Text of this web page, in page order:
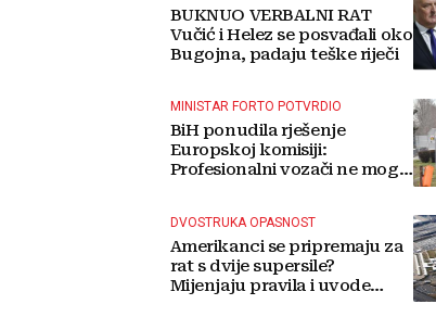
BUKNUO VERBALNI RAT
Vučić i Helez se posvađali oko
Bugojna, padaju teške riječi
MINISTAR FORTO POTVRDIO
BiH ponudila rješenje
Europskoj komisiji:
Profesionalni vozači ne mogu
DVOSTRUKA OPASNOST
Amerikanci se pripremaju za
rat s dvije supersile?
Mijenjaju pravila i uvode